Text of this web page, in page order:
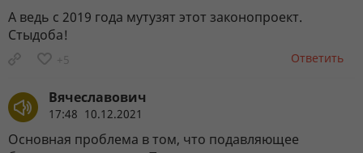
А ведь с 2019 года мутузят этот законопроект.
Стыдоба!
+5 Ответить
Вячеславович
17:48 10.12.2021
Основная проблема в том, что подавляющее